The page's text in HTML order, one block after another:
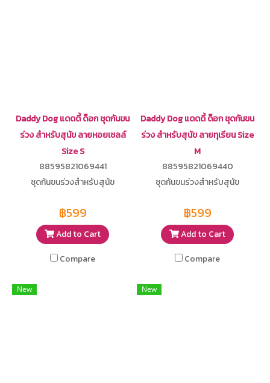
Daddy Dog แดดดี้ ด็อก ชุดกันขน
ร่วง สำหรับสุนัข ลายหอยเชลล์
Size S
88595821069441
ชุดกันขนร่วงสำหรับสุนัข
฿599
Add to Cart
Compare
Daddy Dog แดดดี้ ด็อก ชุดกันขน
ร่วง สำหรับสุนัข ลายทุเรียน Size
M
88595821069440
ชุดกันขนร่วงสำหรับสุนัข
฿599
Add to Cart
Compare
New New